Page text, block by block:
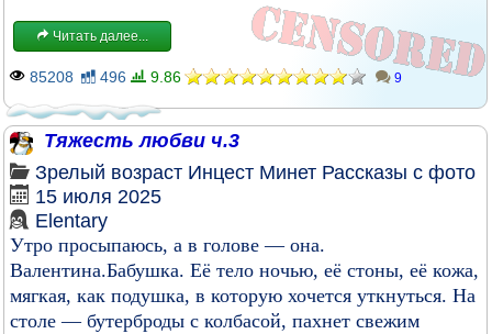
Читать далее...
85208 496 9.86 9
Тяжесть любви ч.3
Зрелый возраст Инцест Минет Рассказы с фото
15 июля 2025
Elentary
Утро просыпаюсь, а в голове — она.
Валентина.Бабушка. Её тело ночью, её стоны, её кожа,
мягкая, как подушка, в которую хочется уткнуться. На
столе — бутерброды с колбасой, пахнет свежим